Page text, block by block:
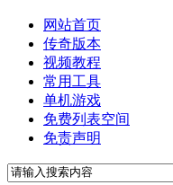
网站首页
传奇版本
视频教程
常用工具
单机游戏
免费列表空间
免责声明